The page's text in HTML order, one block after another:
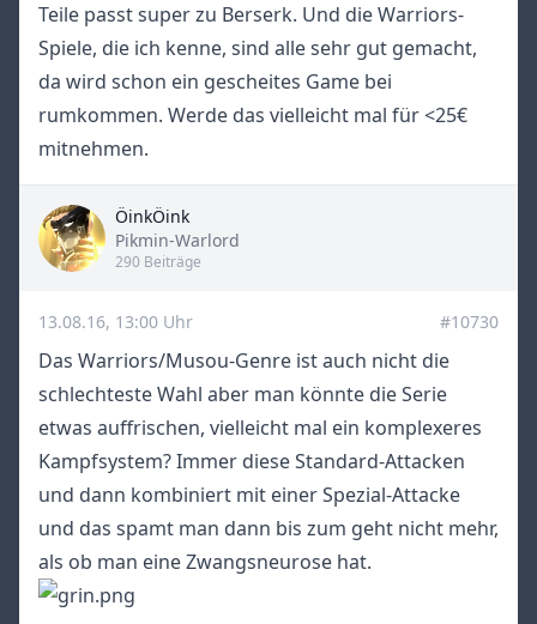
Teile passt super zu Berserk. Und die Warriors-
Spiele, die ich kenne, sind alle sehr gut gemacht,
da wird schon ein gescheites Game bei
rumkommen. Werde das vielleicht mal für <25€
mitnehmen.
ÖinkÖink
Title
Pikmin-Warlord
290 Beiträge
13.08.16, 13:00 Uhr #10730
Das Warriors/Musou-Genre ist auch nicht die
schlechteste Wahl aber man könnte die Serie
etwas auffrischen, vielleicht mal ein komplexeres
Kampfsystem? Immer diese Standard-Attacken
und dann kombiniert mit einer Spezial-Attacke
und das spamt man dann bis zum geht nicht mehr,
als ob man eine Zwangsneurose hat.